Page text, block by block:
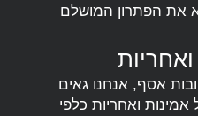
את הפתרון המושלם
אסף, אנחנו גאים
ואחריות כלפי